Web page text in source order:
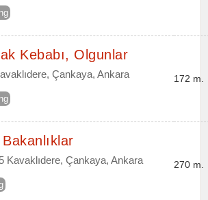
Kebabı, Olgunlar
Çankaya, Ankara 172 m.
Kavaklıdere, Çankaya, Ankara 270 m.